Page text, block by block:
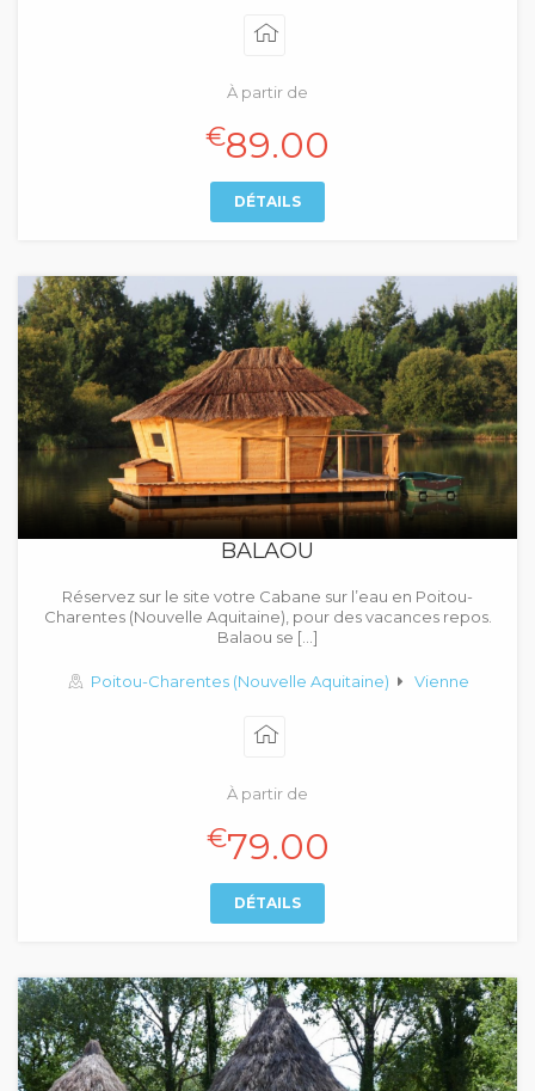
À partir de
€89.00
DÉTAILS
BALAOU
Réservez sur le site votre Cabane sur l’eau en Poitou-
Charentes (Nouvelle Aquitaine), pour des vacances repos.
Balaou se […]
Poitou-Charentes (Nouvelle Aquitaine) Vienne
À partir de
€79.00
DÉTAILS